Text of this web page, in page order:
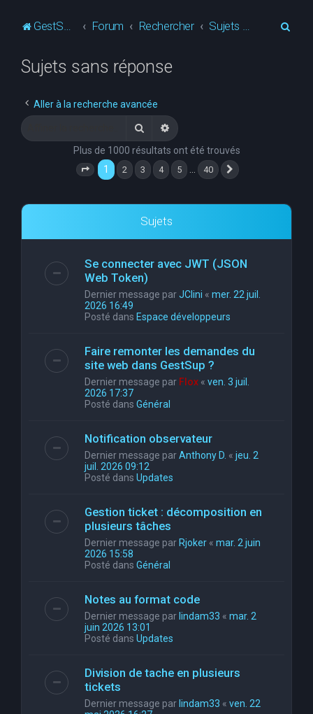
GestSup.fr Forum Rechercher
Sujets sans réponse
Aller à la recherche avancée
RechercherRecherche avancée
Plus de 1000 résultats ont été trouvés
Page 1 sur 40
1 2 3 4 5 40
Sujets
Se connecter avec JWT (JSON
Web Token)
Dernier message parJClini « mer. 22 juil.
2026 16:49
Posté dans Espace développeurs
Faire remonter les demandes du
site web dans GestSup ?
Dernier message par Flox « ven. 3 juil.
2026 17:37
Posté dans Général
Notification observateur
Dernier message parAnthony D. « jeu. 2
juil. 2026 09:12
Posté dans Updates
Gestion ticket : décomposition en
plusieurs tâches
Dernier message parRjoker « mar. 2 juin
2026 15:58
Posté dans Général
Notes au format code
Dernier message parlindam33 « mar. 2
juin 2026 13:01
Posté dans Updates
Division de tache en plusieurs
tickets
Dernier message parlindam33 « ven. 22